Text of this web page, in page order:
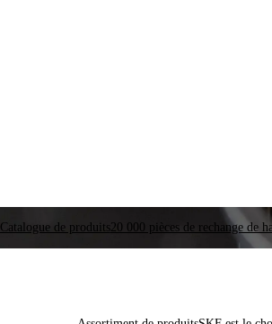
Catalogue de produits20 000 pièces de rechange de